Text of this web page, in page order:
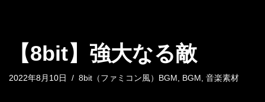
【8bit】強大なる敵
2022年8月10日 8bit（ファミコン風）BGM , BGM , 音楽素材